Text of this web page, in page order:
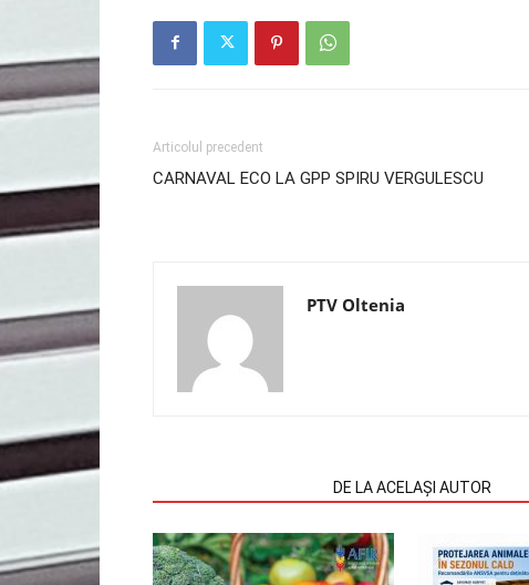
Articolul precedent
CARNAVAL ECO LA GPP SPIRU VERGULESCU
PTV Oltenia
DE LA ACELAȘI AUTOR